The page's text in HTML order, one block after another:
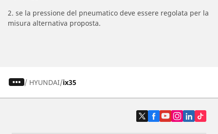
2. se la pressione del pneumatico deve essere regolata per la
misura alternativa proposta.
/ HYUNDAI ix35